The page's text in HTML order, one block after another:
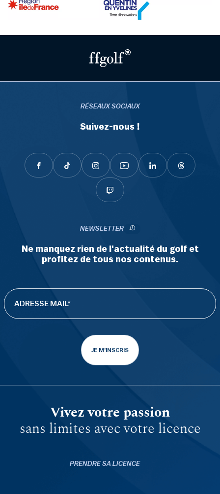
RÉSEAUX SOCIAUX
Suivez-nous !
NEWSLETTER
Ne manquez rien de l'actualité du golf et
profitez de tous nos contenus.
JE M'INSCRIS
Vivez votre passion
sans limites avec votre licence
PRENDRE SA LICENCE